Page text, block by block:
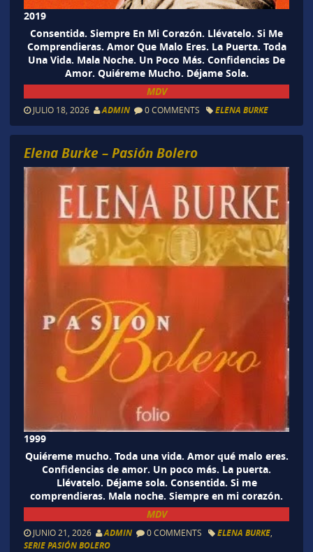
2019
Consentida. Siempre En Mi Corazón. Llévatelo. Si Me
Comprendieras. Amor Que Malo Eres. La Puerta. Toda
Una Vida. Mala Noche. Un Poco Más. Confidencias De
Amor. Quiéreme Mucho. Déjame Sola.
MDV
JULIO 18, 2026 ADMIN 0 COMMENTS ELENA BURKE
Elena Burke – Pasión Bolero
1999
Quiéreme mucho. Toda una vida. Amor qué malo eres.
Confidencias de amor. Un poco más. La puerta.
Llévatelo. Déjame sola. Consentida. Si me
comprendieras. Mala noche. Siempre en mi corazón.
MDV
JUNIO 21, 2026 ADMIN 0 COMMENTS ELENA BURKE,
SERIE PASIÓN BOLERO